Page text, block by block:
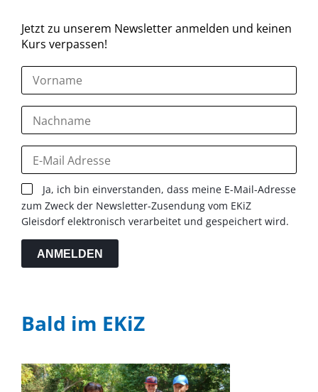
Jetzt zu unserem Newsletter anmelden und keinen
Kurs verpassen!
Ja, ich bin einverstanden, dass meine E-Mail-Adresse
zum Zweck der Newsletter-Zusendung vom EKiZ
Gleisdorf elektronisch verarbeitet und gespeichert wird.
ANMELDEN
Bald im EKiZ